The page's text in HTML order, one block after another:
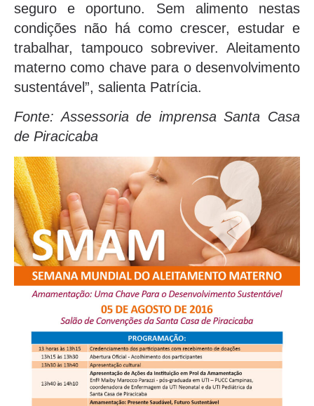
seguro e oportuno. Sem alimento nestas
condições não há como crescer, estudar e
trabalhar, tampouco sobreviver. Aleitamento
materno como chave para o desenvolvimento
sustentável”, salienta Patrícia.
Fonte: Assessoria de imprensa Santa Casa
de Piracicaba